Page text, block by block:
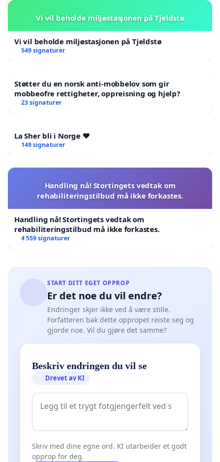
Vi vil beholde miljøstasjonen på Tjeldstø
Vi vil beholde miljøstasjonen på Tjeldstø
549 signaturer
Støtter du en norsk anti-mobbelov som gir
mobbeofre rettigheter, oppreisning og hjelp?
23 signaturer
La Sher bli i Norge ❤️
149 signaturer
Handling nå! Stortingets vedtak om
rehabiliteringstilbud må ikke forkastes.
Handling nå! Stortingets vedtak om
rehabiliteringstilbud må ikke forkastes.
4 559 signaturer
START DITT EGET OPPROP
Er det noe du vil endre?
Endringer skjer ikke ved å være stille.
Forfatteren bak dette oppropet reiste seg og
gjorde noe. Vil du gjøre det samme?
Beskriv endringen du vil se
Drevet av KI
Skriv med dine egne ord. KI utarbeider et godt
opprop for deg.